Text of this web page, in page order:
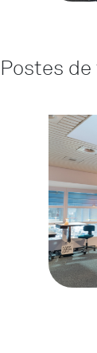
Postes